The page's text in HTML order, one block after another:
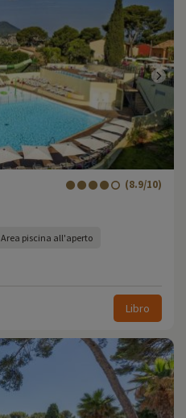
(8.9/10)
Area piscina all'aperto
Libro